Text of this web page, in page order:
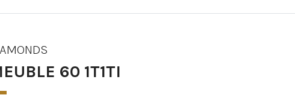
60 1T1TI